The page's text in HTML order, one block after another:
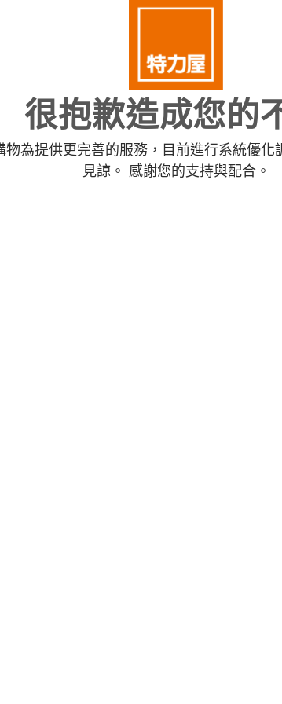
很抱歉造成您的
物為提供更完善的服務，目前進行系統優化
見諒。 感謝您的支持與配合。